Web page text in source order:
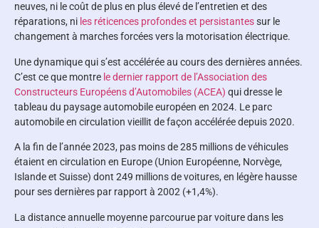
neuves, ni le coût de plus en plus élevé de l’entretien et des
réparations, ni les réticences profondes et persistantessur le
changement à marches forcées vers la motorisation électrique.
Une dynamique qui s’est accélérée au cours des dernières années.
C’est ce que montre le dernier rapport de l’Association des
Constructeurs Européens d’Automobiles (ACEA) qui dresse le
tableau du paysage automobile européen en 2024. Le parc
automobile en circulation vieillit de façon accélérée depuis 2020.
A la fin de l’année 2023, pas moins de 285 millions de véhicules
étaient en circulation en Europe (Union Européenne, Norvège,
Islande et Suisse) dont 249 millions de voitures, en légère hausse
pour ses dernières par rapport à 2002 (+1,4%).
La distance annuelle moyenne parcourue par voiture dans les